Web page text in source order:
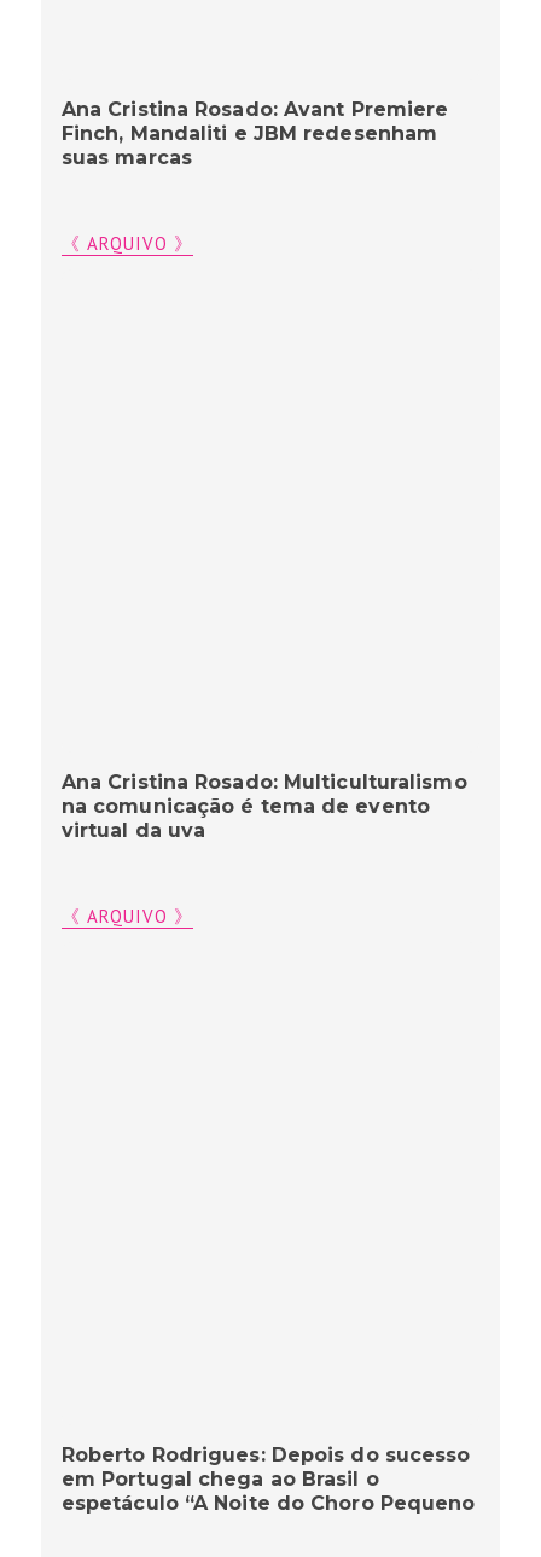
Ana Cristina Rosado: Avant Premiere
Finch, Mandaliti e JBM redesenham
suas marcas
《 ARQUIVO 》
Ana Cristina Rosado: Multiculturalismo
na comunicação é tema de evento
virtual da uva
《 ARQUIVO 》
Roberto Rodrigues: Depois do sucesso
em Portugal chega ao Brasil o
espetáculo “A Noite do Choro Pequeno